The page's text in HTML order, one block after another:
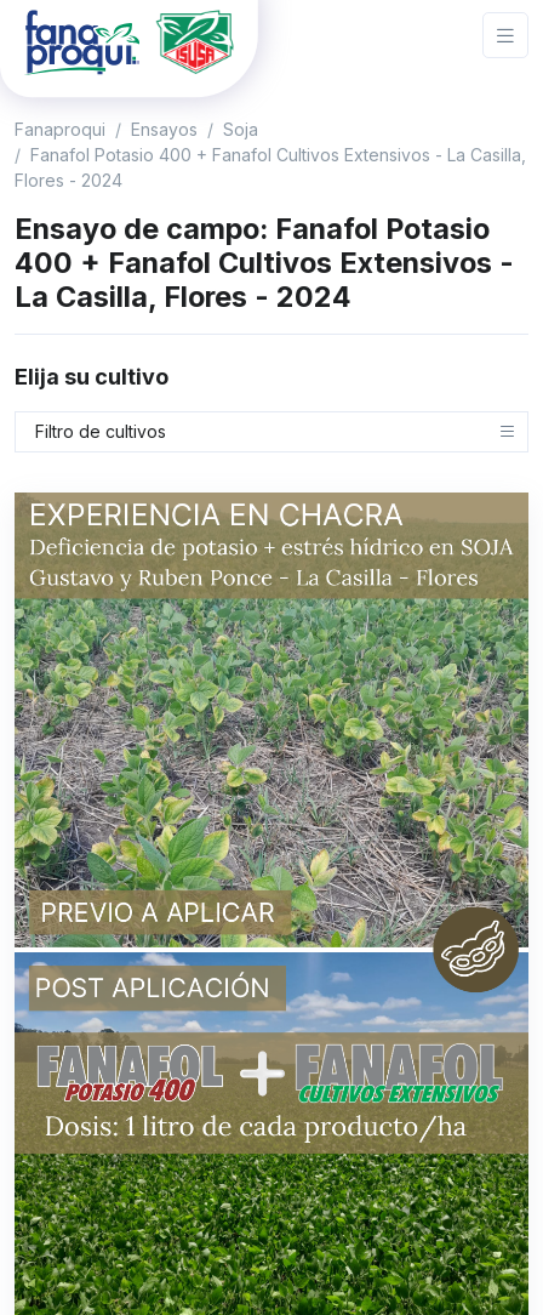
Fanaproqui Ensayos
Soja
Fanafol Potasio 400 + Fanafol Cultivos Extensivos - La Casilla,
Flores - 2024
Ensayo de campo: Fanafol Potasio
400 + Fanafol Cultivos Extensivos -
La Casilla, Flores - 2024
Elija su cultivo
Filtro de cultivos